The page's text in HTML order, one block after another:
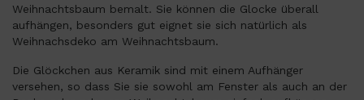
Weihnachtsbaum bemalt. Sie können die Glocke überall
aufhängen, besonders gut eignet sie sich natürlich als
Weihnachsdeko am Weihnachtsbaum.
Die Glöckchen aus Keramik sind mit einem Aufhänger
versehen, so dass Sie sie sowohl am Fenster als auch an der